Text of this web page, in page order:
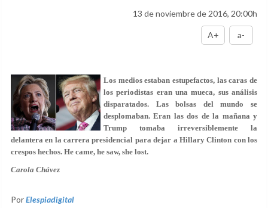
13 de noviembre de 2016, 20:00h
A+ a-
Los medios estaban estupefactos, las caras de
los periodistas eran una mueca, sus análisis
disparatados. Las bolsas del mundo se
desplomaban. Eran las dos de la mañana y
Trump tomaba irreversiblemente la
delantera en la carrera presidencial para dejar a Hillary Clinton con los
crespos hechos. He came, he saw, she lost.
Carola Chávez
PorElespiadigital